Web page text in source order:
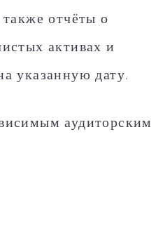
отчёты о
активах и
указанную дату.
аудиторским